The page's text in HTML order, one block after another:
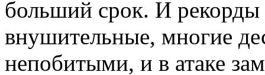
больший срок. И рекорды
внушительные, многие
непобитыми, и в атаке